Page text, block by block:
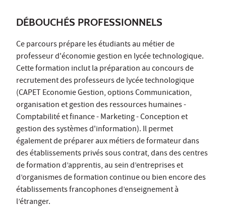
DÉBOUCHÉS PROFESSIONNELS
Ce parcours prépare les étudiants au métier de
professeur d'économie gestion en lycée technologique.
Cette formation inclut la préparation au concours de
recrutement des professeurs de lycée technologique
(CAPET Economie Gestion, options Communication,
organisation et gestion des ressources humaines -
Comptabilité et finance - Marketing - Conception et
gestion des systèmes d'information). Il permet
également de préparer aux métiers de formateur dans
des établissements privés sous contrat, dans des centres
de formation d’apprentis, au sein d’entreprises et
d’organismes de formation continue ou bien encore des
établissements francophones d’enseignement à
l’étranger.